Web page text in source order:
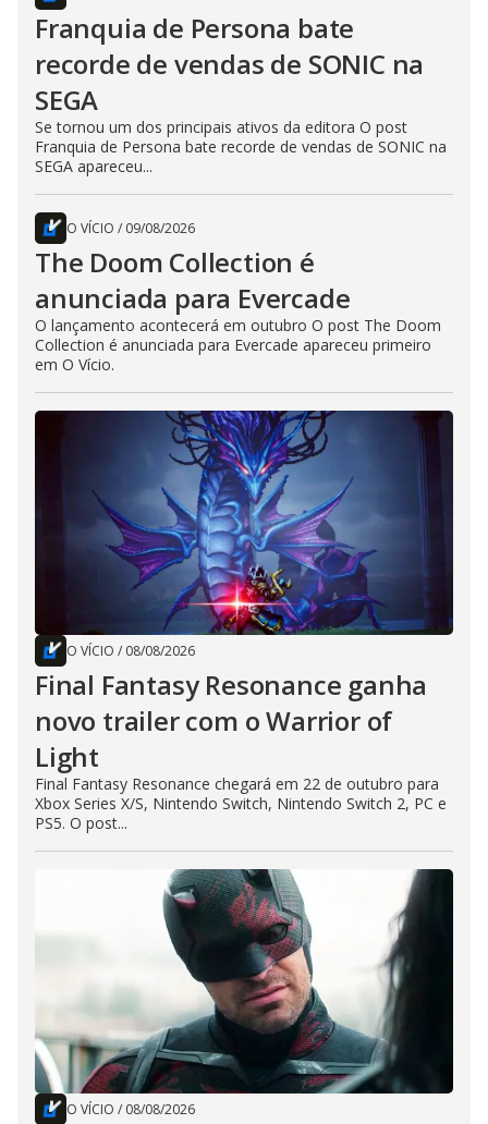
Franquia de Persona bate
recorde de vendas de SONIC na
SEGA
Se tornou um dos principais ativos da editora O post
Franquia de Persona bate recorde de vendas de SONIC na
SEGA apareceu...
O VÍCIO / 09/08/2026
The Doom Collection é
anunciada para Evercade
O lançamento acontecerá em outubro O post The Doom
Collection é anunciada para Evercade apareceu primeiro
em O Vício.
O VÍCIO / 08/08/2026
Final Fantasy Resonance ganha
novo trailer com o Warrior of
Light
Final Fantasy Resonance chegará em 22 de outubro para
Xbox Series X/S, Nintendo Switch, Nintendo Switch 2, PC e
PS5. O post...
O VÍCIO / 08/08/2026